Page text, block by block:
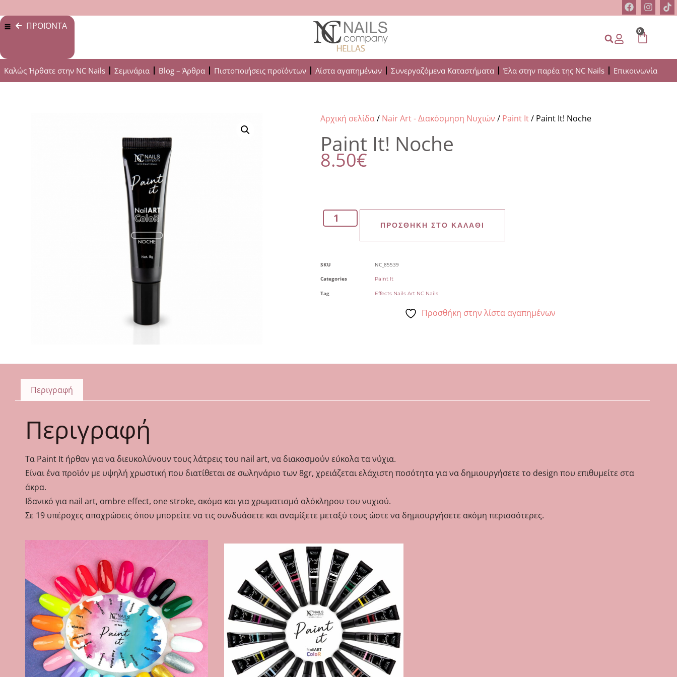
ΠΡΟΪΟΝΤΑ 0
Καλώς Ήρθατε στην NC Nails Σεμινάρια Blog – Άρθρα Πιστοποιήσεις προϊόντων Λίστα αγαπημένων Συνεργαζόμενα Καταστήματα Έλα στην παρέα της NC Nails Επικοινωνία
Αρχική σελίδα/ Nair Art - Διακόσμηση Νυχιών / Paint It/ Paint It! Noche
Paint It! Noche
8.50€
ΠΡΟΣΘΉΚΗ ΣΤΟ ΚΑΛΆΘΙ
SKU
NC_85539
Categories
Paint It
Tag Effects Nails Art NC Nails
Προσθήκη στην λίστα αγαπημένων
Περιγραφή
Περιγραφή
Τα Paint It ήρθαν για να διευκολύνουν τους λάτρεις του nail art, να διακοσμούν εύκολα τα νύχια.
Είναι ένα προϊόν με υψηλή χρωστική που διατίθεται σε σωληνάριο των 8gr, χρειάζεται ελάχιστη ποσότητα για να δημιουργήσετε το design που επιθυμείτε στα
άκρα.
Ιδανικό για nail art, ombre effect, one stroke, ακόμα και για χρωματισμό ολόκληρου του νυχιού.
Σε 19 υπέροχες αποχρώσεις όπου μπορείτε να τις συνδυάσετε και αναμίξετε μεταξύ τους ώστε να δημιουργήσετε ακόμη περισσότερες.